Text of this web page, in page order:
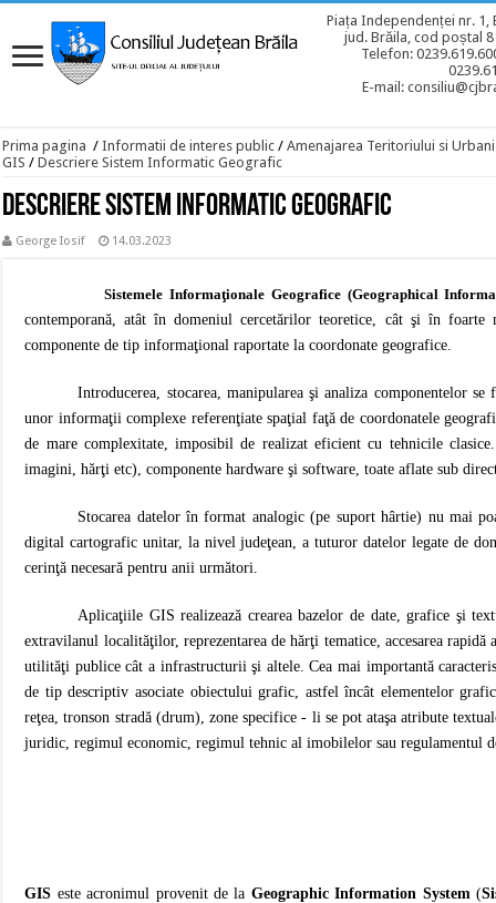
Piața Independenței nr. 1,
jud. Brăila, cod poștal
Telefon:
E-mail:
Prima pagina / Informatii de interes public / Amenajarea Teritoriului si
GIS / Descriere Sistem Informatic Geografic
Descriere Sistem Informatic Geografic
George Iosif 14.03.2023
Sistemele Informaţionale Geografice (Geographical
contemporană, atât în domeniul cercetărilor teoretice, cât şi în
componente de tip informaţional raportate la coordonate geografice.
Introducerea, stocarea, manipularea şi analiza componentelor
unor informaţii complexe referenţiate spaţial faţă de coordonatele
de mare complexitate, imposibil de realizat eficient cu tehnicile
imagini, hărţi etc), componente hardware şi software, toate aflate sub
Stocarea datelor în format analogic (pe suport hârtie) nu mai
digital cartografic unitar, la nivel judeţean, a tuturor datelor legate de
cerinţă necesară pentru anii următori.
Aplicaţiile GIS realizează crearea bazelor de date, grafice şi
extravilanul localităţilor, reprezentarea de hărţi tematice, accesarea
utilităţi publice cât a infrastructurii şi altele. Cea mai importantă
de tip descriptiv asociate obiectului grafic, astfel încât elementelor
reţea, tronson stradă (drum), zone specifice - li se pot ataşa atribute
juridic, regimul economic, regimul tehnic al imobilelor sau regulamentul
GIS este acronimul provenit de la Geographic Information System(